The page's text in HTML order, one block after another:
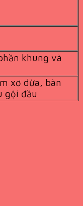
khung và
xơ dừa, bàn
gội đầu